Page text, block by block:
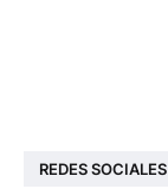
REDES SOCIALES